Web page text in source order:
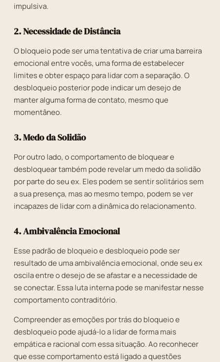
impulsiva.
2. Necessidade de Distância
O bloqueio pode ser uma tentativa de criar uma barreira
emocional entre vocês, uma forma de estabelecer
limites e obter espaço para lidar com a separação. O
desbloqueio posterior pode indicar um desejo de
manter alguma forma de contato, mesmo que
momentâneo.
3. Medo da Solidão
Por outro lado, o comportamento de bloquear e
desbloquear também pode revelar um medo da solidão
por parte do seu ex. Eles podem se sentir solitários sem
a sua presença, mas ao mesmo tempo, podem se ver
incapazes de lidar com a dinâmica do relacionamento.
4. Ambivalência Emocional
Esse padrão de bloqueio e desbloqueio pode ser
resultado de uma ambivalência emocional, onde seu ex
oscila entre o desejo de se afastar e a necessidade de
se conectar. Essa luta interna pode se manifestar nesse
comportamento contraditório.
Compreender as emoções por trás do bloqueio e
desbloqueio pode ajudá-lo a lidar de forma mais
empática e racional com essa situação. Ao reconhecer
que esse comportamento está ligado a questões